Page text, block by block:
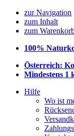
zur Navigation
zum Inhalt
zum
100%
Österreich:
Mindestens 1
Hilfe
Wo ist